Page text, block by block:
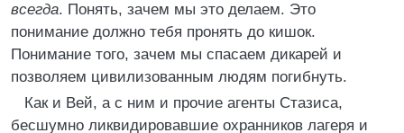
всегда. Понять, зачем мы это делаем. Это
понимание должно тебя пронять до кишок.
Понимание того, зачем мы спасаем дикарей и
позволяем цивилизованным людям погибнуть.
Как и Вей, а с ним и прочие агенты Стазиса,
бесшумно ликвидировавшие охранников лагеря и